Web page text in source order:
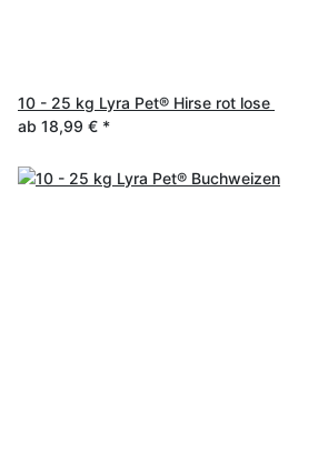
10 - 25 kg Lyra Pet® Hirse rot lose
ab 18,99 € *